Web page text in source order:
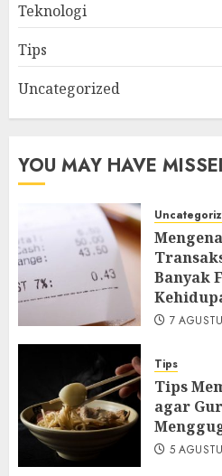
Teknologi
Tips
Uncategorized
YOU MAY HAVE
Banyak
7
Tips
Tips
agar
5